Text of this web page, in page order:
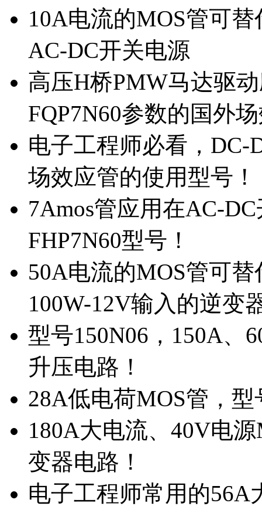
10A电流的MOS管可
AC-DC开关电源
高压H桥PMW马达驱
FQP7N60参数的国外
电子工程师必看，DC-
场效应管的使用型号！
7Amos管应用在AC-
FHP7N60型号！
50A电流的MOS管可
100W-12V输入的逆变
型号150N06，150A、
升压电路！
28A低电荷MOS管，
180A大电流、40V电
变器电路！
电子工程师常用的56A